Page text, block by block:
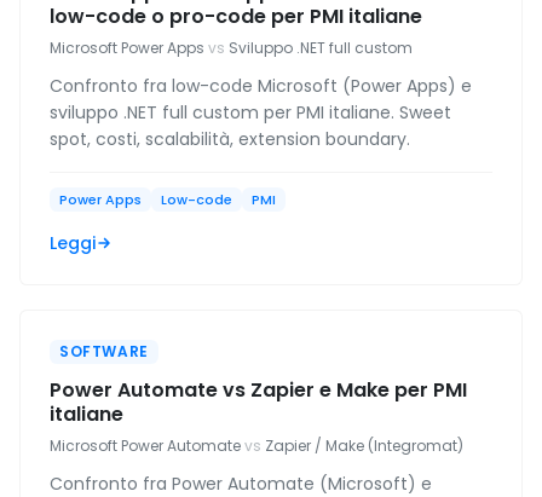
low-code o pro-code per PMI italiane
Microsoft Power Apps vs Sviluppo .NET full custom
Confronto fra low-code Microsoft (Power Apps) e
sviluppo .NET full custom per PMI italiane. Sweet
spot, costi, scalabilità, extension boundary.
Power Apps Low-code PMI
Leggi
SOFTWARE
Power Automate vs Zapier e Make per PMI
italiane
Microsoft Power Automatevs Zapier / Make (Integromat)
Confronto fra Power Automate (Microsoft) e